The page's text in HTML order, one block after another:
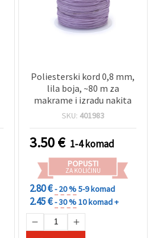
Poliesterski kord 0,8 mm,
lila boja, ~80 m za
makrame i izradu nakita
SKU: 401983
3.50€ 1-4 komad
POPUSTI
ZA KOLIČINU
2.80 €- 20 %5-9 komad
2.45 €- 30 %10 komad +